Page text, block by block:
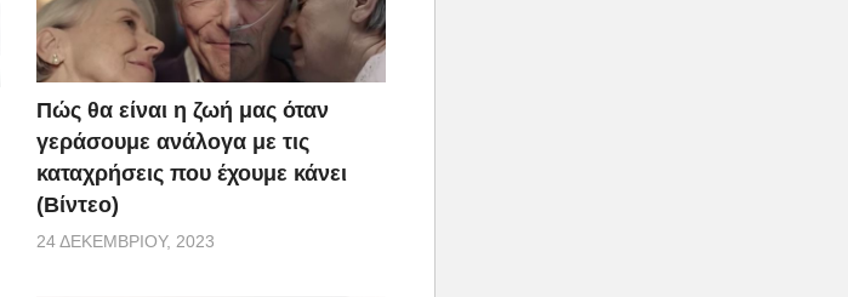
Πώς θα είναι η ζωή μας όταν
γεράσουμε ανάλογα με τις
καταχρήσεις που έχουμε κάνει
(Βίντεο)
24 ΔΕΚΕΜΒΡΊΟΥ, 2023